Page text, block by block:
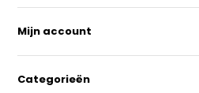
Mijn account
Categorieën